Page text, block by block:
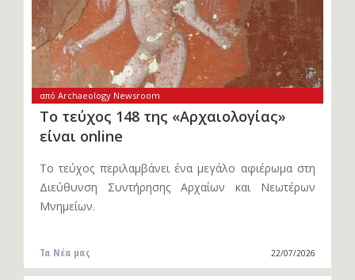
από Archaeology Newsroom
Το τεύχος 148 της «Αρχαιολογίας»
είναι online
Το τεύχος περιλαμβάνει ένα μεγάλο αφιέρωμα στη
Διεύθυνση Συντήρησης Αρχαίων και Νεωτέρων
Μνημείων.
Τα Νέα μας 22/07/2026